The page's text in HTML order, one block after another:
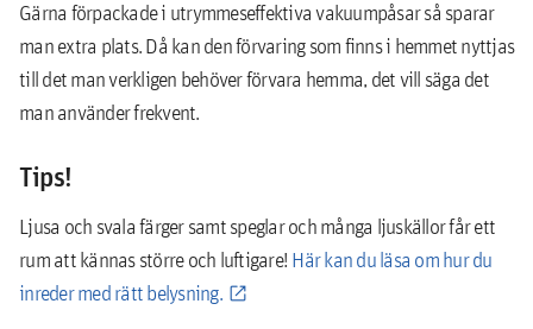
Gärna förpackade i utrymmeseffektiva vakuumpåsar så sparar
man extra plats. Då kan den förvaring som finns i hemmet nyttjas
till det man verkligen behöver förvara hemma, det vill säga det
man använder frekvent.
Tips!
Ljusa och svala färger samt speglar och många ljuskällor får ett
rum att kännas större och luftigare! Här kan du läsa om hur du
inreder med rätt belysning.